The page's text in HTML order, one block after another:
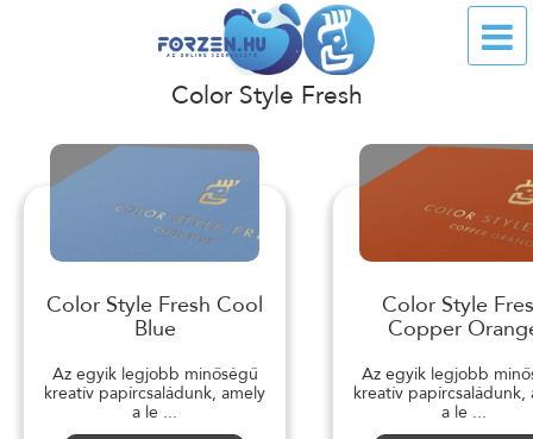
Color Style Fresh
Color Style Fresh Cool
Blue
Az egyik legjobb minőségű
kreatív papírcsaládunk, amely
a le ...
Color Style
Copper
Az egyik legjobb
kreatív papírcsaládunk,
a le ...